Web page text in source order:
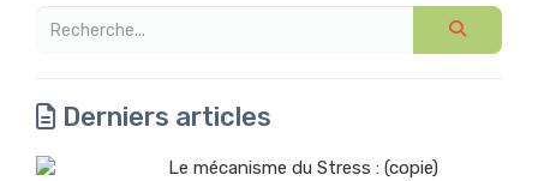
Derniers articles
Le mécanisme du Stress : (copie)